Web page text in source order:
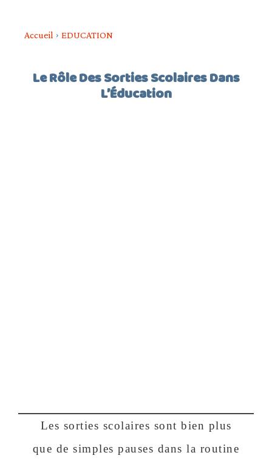
Accueil EDUCATION
Le Rôle Des Sorties Scolaires Dans
L’Éducation
Les sorties scolaires sont bien plus
que de simples pauses dans la routine